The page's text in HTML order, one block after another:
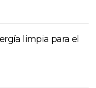
limpia para el